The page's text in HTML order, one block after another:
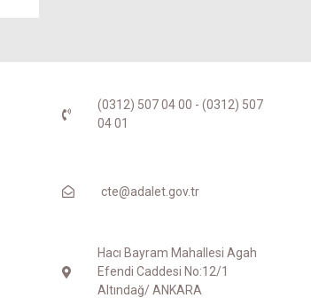
(0312) 507 04 00 - (0312) 507
04 01
cte@adalet.gov.tr
Hacı Bayram Mahallesi Agah
Efendi Caddesi No:12/1
Altındağ/ ANKARA